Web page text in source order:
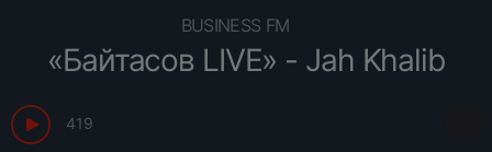
BUSINESS FM
«Байтасов LIVE» - Jah Khalib
419